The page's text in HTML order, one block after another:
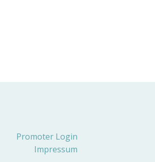
Promoter Login
Impressum